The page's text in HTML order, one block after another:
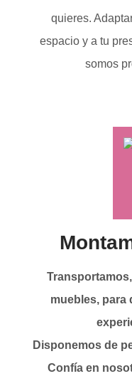
quieres.
espacio y a tu
somos
muebles, para
Disponemos de
Confía en